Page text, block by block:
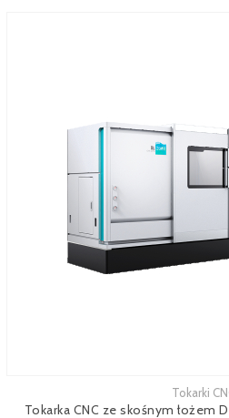
Tokarki
Tokarka CNC ze skośnym łożem